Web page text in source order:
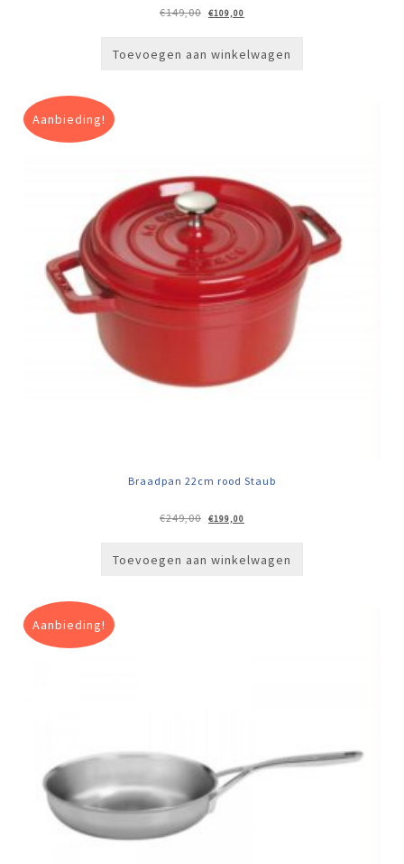
€149,00
Oorspronkelijke
prijs
€109,00
prijs
Toevoegen aan winkelwagen
Aanbieding!
Braadpan 22cm rood Staub
€249,00
Oorspronkelijke
prijs
€199,00
prijs
Toevoegen aan winkelwagen
Aanbieding!